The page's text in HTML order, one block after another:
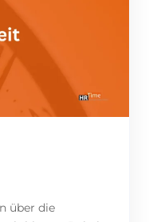
über die